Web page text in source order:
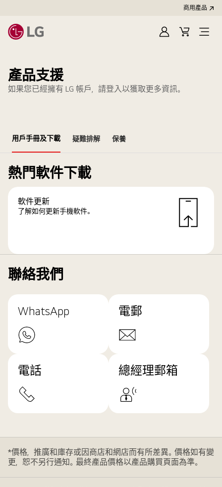
商用產品
登
購
產品支援
如果您已經擁有 LG 帳戶，請登入以獲取更多資訊。
用戶手冊及下載 疑難排解 保養
熱門軟件下載
軟件更新
了解如何更新手機軟件。
聯絡我們
WhatsApp 電郵
電話 總經理郵箱
*價格，推廣和庫存或因商店和網店而有所差異。價格如有變
更，恕不另行通知。最終產品價格以產品購買頁面為準。